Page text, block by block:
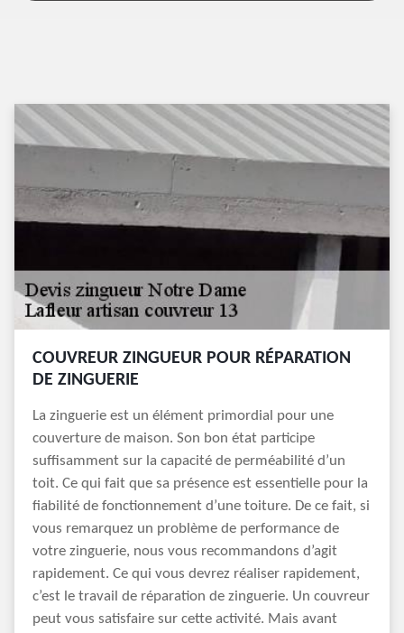
COUVREUR ZINGUEUR POUR RÉPARATION
DE ZINGUERIE
La zinguerie est un élément primordial pour une
couverture de maison. Son bon état participe
suffisamment sur la capacité de perméabilité d’un
toit. Ce qui fait que sa présence est essentielle pour la
fiabilité de fonctionnement d’une toiture. De ce fait, si
vous remarquez un problème de performance de
votre zinguerie, nous vous recommandons d’agit
rapidement. Ce qui vous devrez réaliser rapidement,
c’est le travail de réparation de zinguerie. Un couvreur
peut vous satisfaire sur cette activité. Mais avant